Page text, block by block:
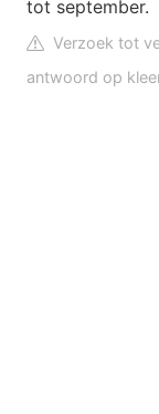
tot september.
Verzoek tot
antwoord op